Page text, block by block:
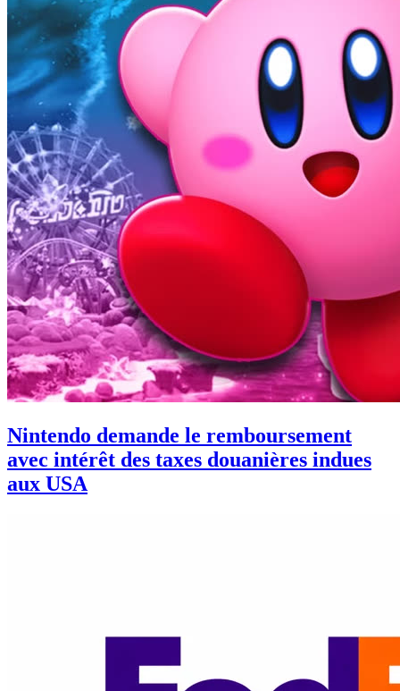
Nintendo demande le remboursement
avec intérêt des taxes douanières indues
aux USA